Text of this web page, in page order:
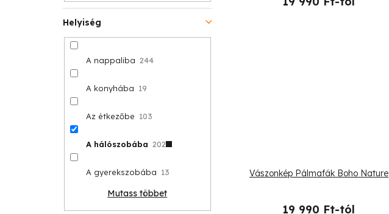
Helyiség
A nappaliba 244
A konyhába 19
Az étkezőbe 103
A hálószobába 202
A gyerekszobába 13
Mutass többet
Vászonkép Pálmafák Boho Nature
19 990 Ft-tól